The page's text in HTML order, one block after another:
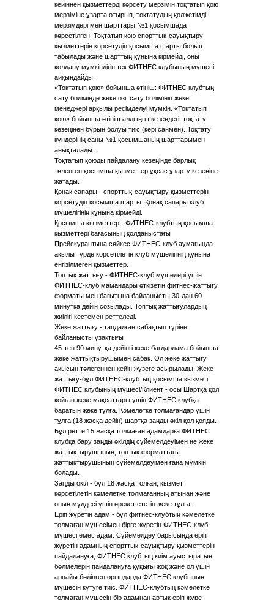
кейіннен қызметтерді көрсету мерзімін тоқтатып қою
мерзіміне ұзарта отырып, тоқтатудың қолжетімді
мерзімдері мен шарттары №1 қосымшада
көрсетілген. Тоқтатып қою спорттық-сауықтыру
қызметтерін көрсетудің қосымша шарты болып
табылады және шарттың құнына кірмейді, оны
қолдану мүмкіндігін тек ФИТНЕС клубының мүшесі
айқындайды.
«Тоқтатып қою» бойынша өтініш: ФИТНЕС клубтың
сату бөлімінде жеке өзі; сату бөлімінің жеке
менеджері арқылы ресімделуі мүмкін. «Тоқтатып
қою» бойынша өтініш алдыңғы кезеңдегі, тоқтату
кезеңінен бұрын болуы тиіс (кері санмен). Тоқтату
күндерінің саны №1 қосымшаның шарттарымен
анықталады.
Тоқтатып қоюды пайдалану кезеңінде барлық
төленген қосымша қызметтер ұқсас ұзарту кезеңіне
жатады.
Қонақ сапары - спорттық-сауықтыру қызметтерін
көрсетудің қосымша шарты. Қонақ сапары клуб
мүшелігінің құнына кірмейді.
Қосымша қызметтер - ФИТНЕС-клубтың қосымша
қызметтері бағасының қолданыстағы
Прейскурантына сәйкес ФИТНЕС-клуб аумағында
ақылы түрде көрсетілетін клуб мүшелігінің құнына
енгізілмеген қызметтер.
Топтық жаттығу - ФИТНЕС-клуб мүшелері үшін
ФИТНЕС-клуб мамандары өткізетін фитнес-жаттығу,
форматы мен бағытына байланысты 30-дан 60
минутқа дейін созылады. Топтық жаттығулардың
жиілігі кестемен реттеледі.
Жеке жаттығу - таңдалған сабақтың түріне
байланысты ұзақтығы
45-тен 90 минутқа дейінгі жеке бағдарлама бойынша
жеке жаттықтырушымен сабақ. Ол жеке жаттығу
ақысын төлегеннен кейін жүзеге асырылады. Жеке
жаттығу-бұл ФИТНЕС-клубтың қосымша қызметі.
ФИТНЕС клубының мүшесі/Клиент - осы Шартқа қол
қойған жеке мақсаттары үшін ФИТНЕС клубқа
баратын жеке тұлға. Кәмелетке толмағандар үшін
тұлға (18 жасқа дейін) шартқа заңды өкіл қол қояды.
Бұл ретте 15 жасқа толмаған адамдарға ФИТНЕС
клубқа бару заңды өкілдің сүйемелдеуімен не жеке
жаттықтырушының, топтық форматтағы
жаттықтырушының сүйемелдеуімен ғана мүмкін
болады.
Заңды өкіл - бұл 18 жасқа толған, қызмет
көрсетілетін кәмелетке толмағанның атынан және
оның мүддесі үшін әрекет ететін жеке тұлға.
Еріп жүретін адам - бұл фитнес-клубтың кәмелетке
толмаған мүшесімен бірге жүретін ФИТНЕС-клуб
мүшесі емес адам. Сүйемелдеу барысында еріп
жүретін адамның спорттық-сауықтыру қызметтерін
пайдалануға, ФИТНЕС клубтың киім ауыстыратын
бөлмелерін пайдалануға құқығы жоқ және ол үшін
арнайы бөлінген орындарда ФИТНЕС клубының
мүшесін күтуге тиіс. ФИТНЕС-клубтың кәмелетке
толмаған мүшесін бір адамнан артық еріп жүре